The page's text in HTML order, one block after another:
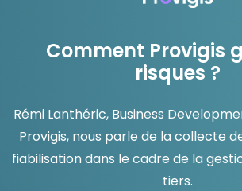
Comment Provigis
risques ?
Rémi Lanthéric, Business
Provigis, nous parle de la collecte
fiabilisation dans le cadre de la
tiers.